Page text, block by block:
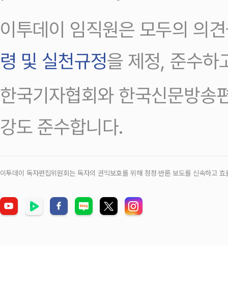
이투데이 임직원은 모두의 의
령 및 실천규정을 제정, 준수하
한국기자협회와 한국신문방송
강도 준수합니다.
이투데이 독자편집위원회는 독자의 권익보호를 위해 정정‧반론 보도를 신속하고